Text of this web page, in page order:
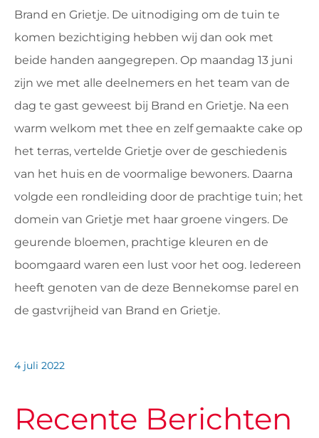
Brand en Grietje. De uitnodiging om de tuin te
komen bezichtiging hebben wij dan ook met
beide handen aangegrepen. Op maandag 13 juni
zijn we met alle deelnemers en het team van de
dag te gast geweest bij Brand en Grietje. Na een
warm welkom met thee en zelf gemaakte cake op
het terras, vertelde Grietje over de geschiedenis
van het huis en de voormalige bewoners. Daarna
volgde een rondleiding door de prachtige tuin; het
domein van Grietje met haar groene vingers. De
geurende bloemen, prachtige kleuren en de
boomgaard waren een lust voor het oog. Iedereen
heeft genoten van de deze Bennekomse parel en
de gastvrijheid van Brand en Grietje.
4 juli 2022
Recente Berichten